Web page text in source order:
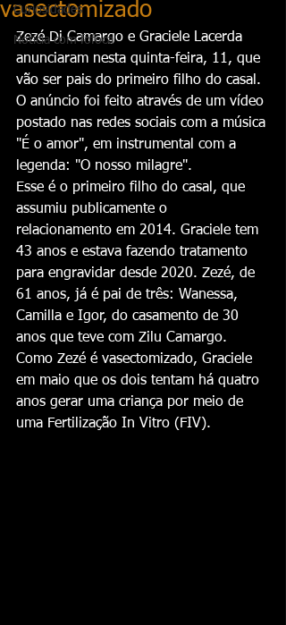
Curiosidades
Notícia com fofoca
vasectomizado
Zezé Di Camargo e Graciele Lacerda
anunciaram nesta quinta-feira, 11, que
vão ser pais do primeiro filho do casal.
O anúncio foi feito através de um vídeo
postado nas redes sociais com a música
"É o amor", em instrumental com a
legenda: "O nosso milagre".
Esse é o primeiro filho do casal, que
assumiu publicamente o
relacionamento em 2014. Graciele tem
43 anos e estava fazendo tratamento
para engravidar desde 2020. Zezé, de
61 anos, já é pai de três: Wanessa,
Camilla e Igor, do casamento de 30
anos que teve com Zilu Camargo.
Como Zezé é vasectomizado, Graciele
em maio que os dois tentam há quatro
anos gerar uma criança por meio de
uma Fertilização In Vitro (FIV).